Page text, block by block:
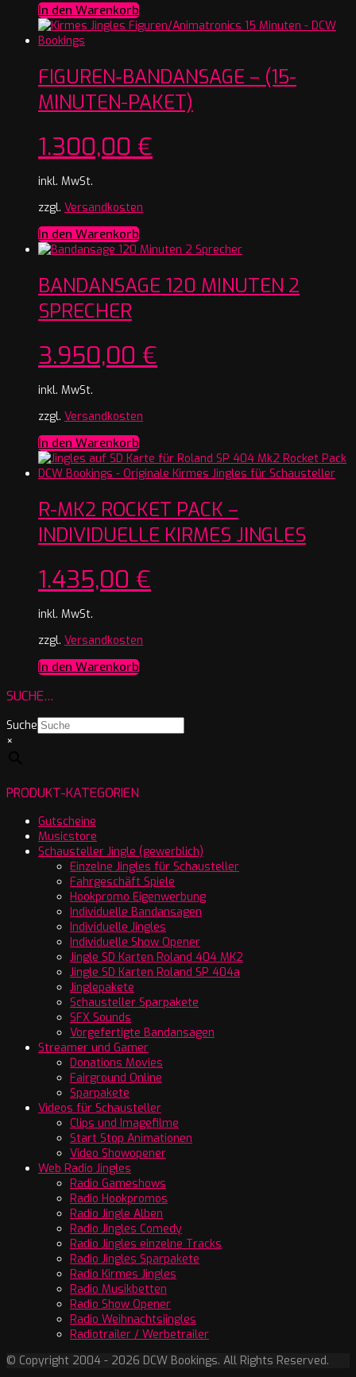
In den Warenkorb
FIGUREN-BANDANSAGE – (15-
MINUTEN-PAKET)
1.300,00 €
inkl. MwSt.
zzgl. Versandkosten
In den Warenkorb
BANDANSAGE 120 MINUTEN 2
SPRECHER
3.950,00 €
inkl. MwSt.
zzgl. Versandkosten
In den Warenkorb
R-MK2 ROCKET PACK –
INDIVIDUELLE KIRMES JINGLES
1.435,00 €
inkl. MwSt.
zzgl. Versandkosten
In den Warenkorb
SUCHE…
Suche
×
PRODUKT-KATEGORIEN
Gutscheine
Musicstore
Schausteller Jingle (gewerblich)
Einzelne Jingles für Schausteller
Fahrgeschäft Spiele
Hookpromo Eigenwerbung
Individuelle Bandansagen
Individuelle Jingles
Individuelle Show Opener
Jingle SD Karten Roland 404 MK2
Jingle SD Karten Roland SP 404a
Jinglepakete
Schausteller Sparpakete
SFX Sounds
Vorgefertigte Bandansagen
Streamer und Gamer
Donations Movies
Fairground Online
Sparpakete
Videos für Schausteller
Clips und Imagefilme
Start Stop Animationen
Video Showopener
Web Radio Jingles
Radio Gameshows
Radio Hookpromos
Radio Jingle Alben
Radio Jingles Comedy
Radio Jingles einzelne Tracks
Radio Jingles Sparpakete
Radio Kirmes Jingles
Radio Musikbetten
Radio Show Opener
Radio Weihnachtsjingles
Radiotrailer / Werbetrailer
© Copyright 2004 - 2026 DCW Bookings. All Rights Reserved.